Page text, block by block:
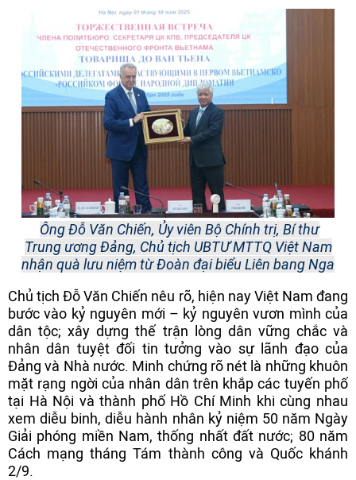
Ông Đỗ Văn Chiến, Ủy viên Bộ Chính trị, Bí thư
Trung ương Đảng, Chủ tịch UBTƯ MTTQ Việt Nam
nhận quà lưu niệm từ Đoàn đại biểu Liên bang Nga
Chủ tịch Đỗ Văn Chiến nêu rõ, hiện nay Việt Nam đang
bước vào kỷ nguyên mới – kỷ nguyên vươn mình của
dân tộc; xây dựng thế trận lòng dân vững chắc và
nhân dân tuyệt đối tin tưởng vào sự lãnh đạo của
Đảng và Nhà nước. Minh chứng rõ nét là những khuôn
mặt rạng ngời của nhân dân trên khắp các tuyến phố
tại Hà Nội và thành phố Hồ Chí Minh khi cùng nhau
xem diễu binh, diễu hành nhân kỷ niệm 50 năm Ngày
Giải phóng miền Nam, thống nhất đất nước; 80 năm
Cách mạng tháng Tám thành công và Quốc khánh
2/9.